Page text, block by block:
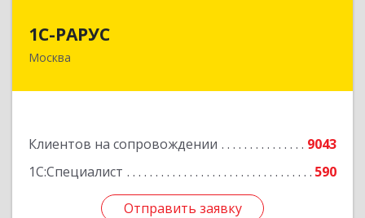
1С-РАРУС
Москва
Клиентов на сопровождении
9043
1С:Специалист
590
Отправить заявку
127434, Москва г, Дмитровское ш, дом № 9Б
Отправить заявку